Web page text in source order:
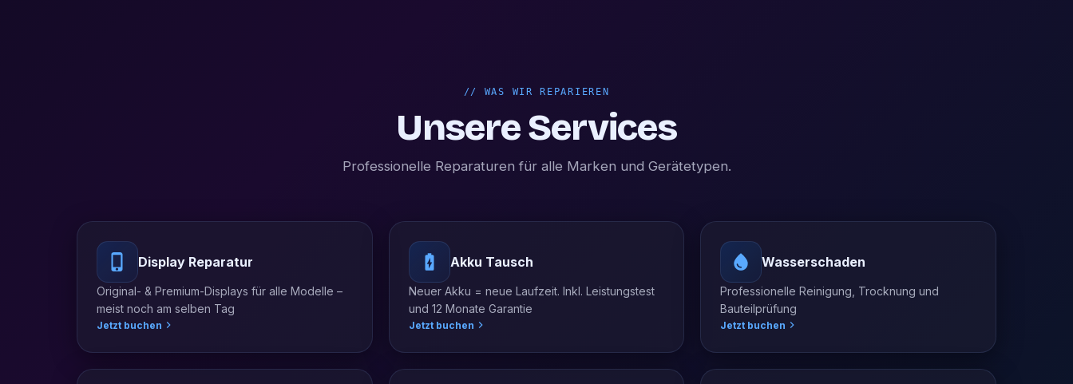
// WAS WIR REPARIEREN
Unsere Services
Professionelle Reparaturen für alle Marken und Gerätetypen.
Display Reparatur
Original- & Premium-Displays für alle Modelle –
meist noch am selben Tag
Jetzt buchen
Akku Tausch
Neuer Akku = neue Laufzeit. Inkl. Leistungstest
und 12 Monate Garantie
Jetzt buchen
Wasserschaden
Professionelle Reinigung, Trocknung und
Bauteilprüfung
Jetzt buchen